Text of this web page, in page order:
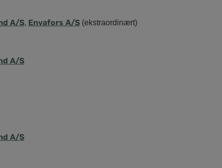
A/S, Envafors A/S(ekstraordinært)
A/S
A/S